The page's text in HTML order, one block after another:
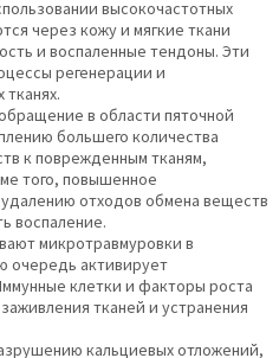
высокочастотных
через кожу и мягкие ткани
и воспаленные тендоны. Эти
регенерации и
в области пяточной
большего количества
к поврежденным тканям,
того, повышенное
отходов обмена веществ
воспаление.
микротравмуровки в
очередь активирует
клетки и факторы роста
тканей и устранения
кальциевых отложений,